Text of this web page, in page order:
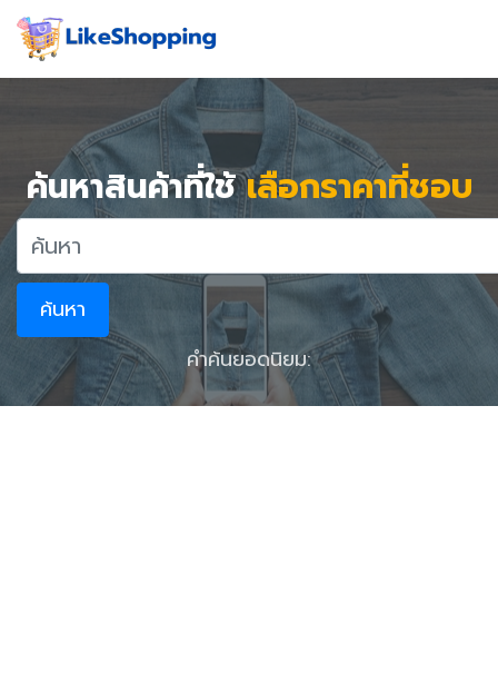
ค้นหาสินค้าที่ใช้เลือกราคาที่ชอบ
ค้นหา
คำค้นยอดนิยม: